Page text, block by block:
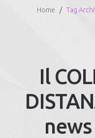
Home Tag
Il